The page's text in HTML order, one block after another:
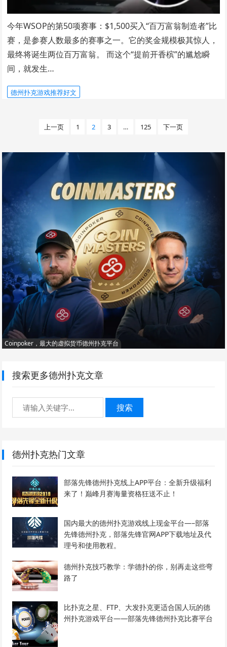
今年WSOP的第50项赛事：$1,500买入“百万富翁制造者”比
赛，是参赛人数最多的赛事之一。它的奖金规模极其惊人，
最终将诞生两位百万富翁。 而这个“提前开香槟”的尴尬瞬
间，就发生…
德州扑克游戏推荐好文
分
页
上一页 1 2 3 … 125 下一页
Coinpoker，最大的虚拟货币德州扑克平台
搜索更多德州扑克文章
搜索
德州扑克热门文章
部落先锋德州扑克线上APP平台：全新升级福利
来了！巅峰月赛海量资格狂送不止！
国内最大的德州扑克游戏线上现金平台—–部落
先锋德州扑克，部落先锋官网APP下载地址及代
理号和使用教程。
德州扑克技巧教学：学德扑的你，别再走这些弯
路了
比扑克之星、FTP、大发扑克更适合国人玩的德
州扑克游戏平台——部落先锋德州扑克比赛平台